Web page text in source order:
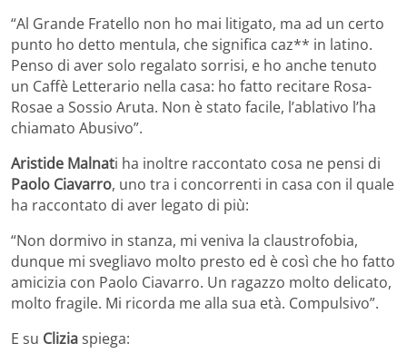
“Al Grande Fratello non ho mai litigato, ma ad un certo
punto ho detto mentula, che significa caz** in latino.
Penso di aver solo regalato sorrisi, e ho anche tenuto
un Caffè Letterario nella casa: ho fatto recitare Rosa-
Rosae a Sossio Aruta. Non è stato facile, l’ablativo l’ha
chiamato Abusivo”.
Aristide Malnati ha inoltre raccontato cosa ne pensi di
Paolo Ciavarro, uno tra i concorrenti in casa con il quale
ha raccontato di aver legato di più:
“Non dormivo in stanza, mi veniva la claustrofobia,
dunque mi svegliavo molto presto ed è così che ho fatto
amicizia con Paolo Ciavarro. Un ragazzo molto delicato,
molto fragile. Mi ricorda me alla sua età. Compulsivo”.
E su Cliziaspiega: